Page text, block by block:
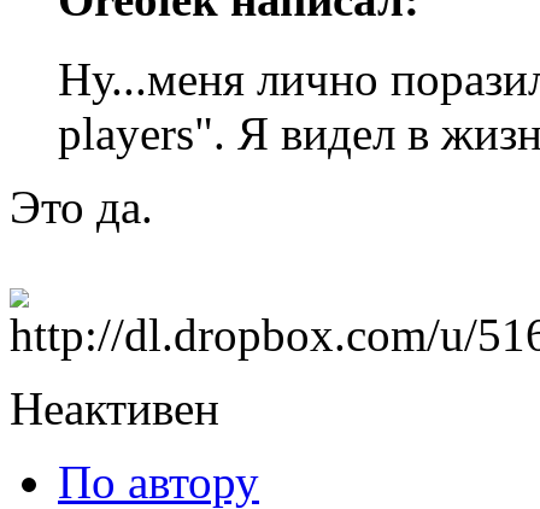
Ну...меня лично
players". Я видел в
Это да.
Неактивен
По автору